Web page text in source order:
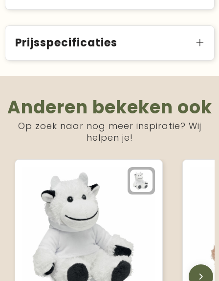
Prijsspecificaties
Anderen bekeken ook
Op zoek naar nog meer inspiratie? Wij
helpen je!